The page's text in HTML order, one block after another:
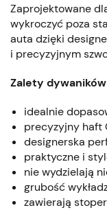
Zaprojektowane
wykroczyć poza
auta dzięki
i precyzyjnym
Zalety
idealnie
precyzyjny haft
designerska
praktyczne i
nie wydzielają
grubość
zawierają